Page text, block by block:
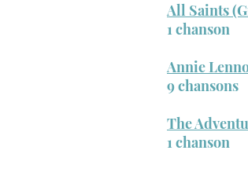
All Saints
1 chanson
Annie
9 chansons
The
1 chanson